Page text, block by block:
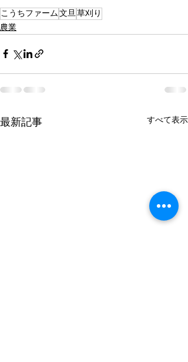
こうちファーム文旦草刈り
農業
最新記事 すべて表示